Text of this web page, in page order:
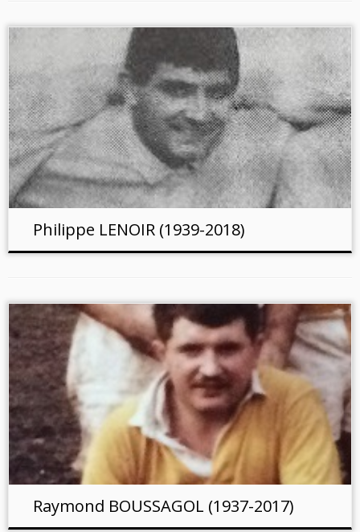
Philippe LENOIR (1939-2018)
Raymond BOUSSAGOL (1937-2017)